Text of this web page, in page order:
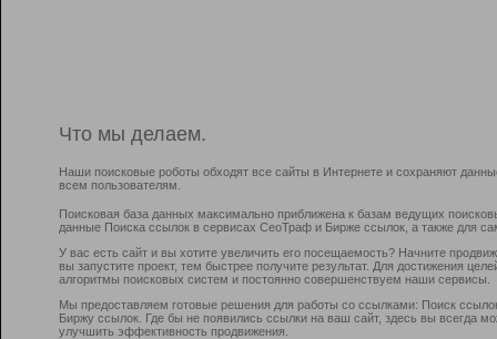
Что мы делаем.
Наши поисковые роботы обходят все сайты в Интернете и сохраняют
всем пользователям.
Поисковая база данных максимально приближена к базам ведущих
данные Поиска ссылок в сервисах СеоТраф и Бирже ссылок, а также для
У вас есть сайт и вы хотите увеличить его посещаемость? Начните
вы запустите проект, тем быстрее получите результат. Для достижения
алгоритмы поисковых систем и постоянно совершенствуем наши сервисы.
Мы предоставляем готовые решения для работы со ссылками: Поиск
Биржу ссылок. Где бы не появились ссылки на ваш сайт, здесь вы всегда
улучшить эффективность продвижения.